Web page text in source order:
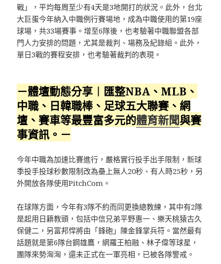
戰」，平均每周至少有4天是3地開打的狀況。此外，台北
大巨蛋今年納入中職例行賽場地，成為中職使用的第19座
球場，共33場賽事。增至6隊後，也考驗著中職聯盟各部
門人力安排的問題，尤其是裁判、場務及紀錄組。此外，
單日3戰的賽程安排，也考驗著裁判的表現。
－體壇動態分享︱匯整NBA、MLB、
中職、日韓職棒、足球五大聯賽、網
壇、賽車等最豐富多元的體育新聞與賽
事資訊。－
今年中職為加速比賽進行，嚴格實行投手出手限制，新球
季投手投球秒數限制改為壘上無人20秒、有人時25秒，另
外開放各隊使用PitchCom。
在球隊方面，今年有3隊不約而同更換總教練，其中有2隊
是起用日籍教頭，包括中信兄弟平野惠一、樂天桃猿古久
保健二，另富邦悍將由「鋒砲」陳金鋒掌兵符。當然最有
話題就是第6隊台鋼雄鷹，網羅王柏融、林子偉等球星，
團隊來勢洶洶，還未正式在一軍亮相，已被各隊警戒。